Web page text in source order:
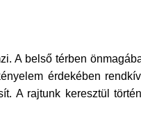
A belső térben
érdekében
A rajtunk keresztül